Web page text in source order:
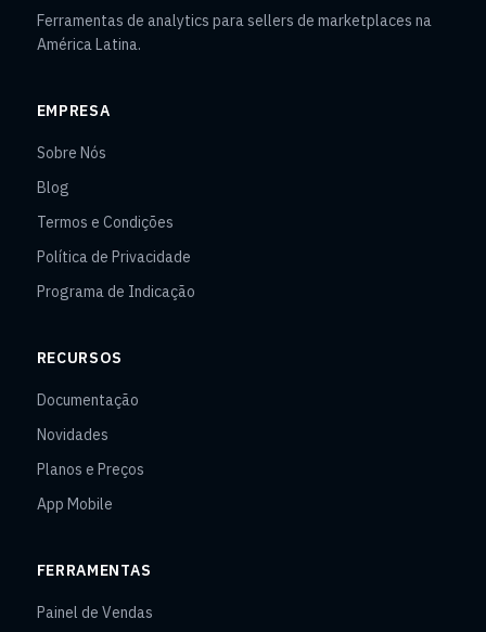
Ferramentas de analytics para sellers de marketplaces na
América Latina.
EMPRESA
Sobre Nós
Blog
Termos e Condições
Política de Privacidade
Programa de Indicação
RECURSOS
Documentação
Novidades
Planos e Preços
App Mobile
FERRAMENTAS
Painel de Vendas